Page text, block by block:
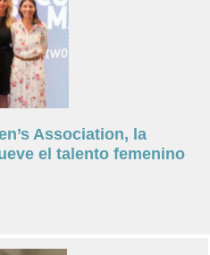
Association, la
el talento femenino